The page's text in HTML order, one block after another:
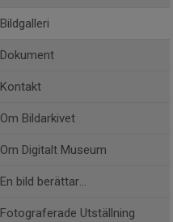
Bildgalleri
Dokument
Kontakt
Om Bildarkivet
Om Digitalt Museum
En bild berättar…
Fotograferade Utställning